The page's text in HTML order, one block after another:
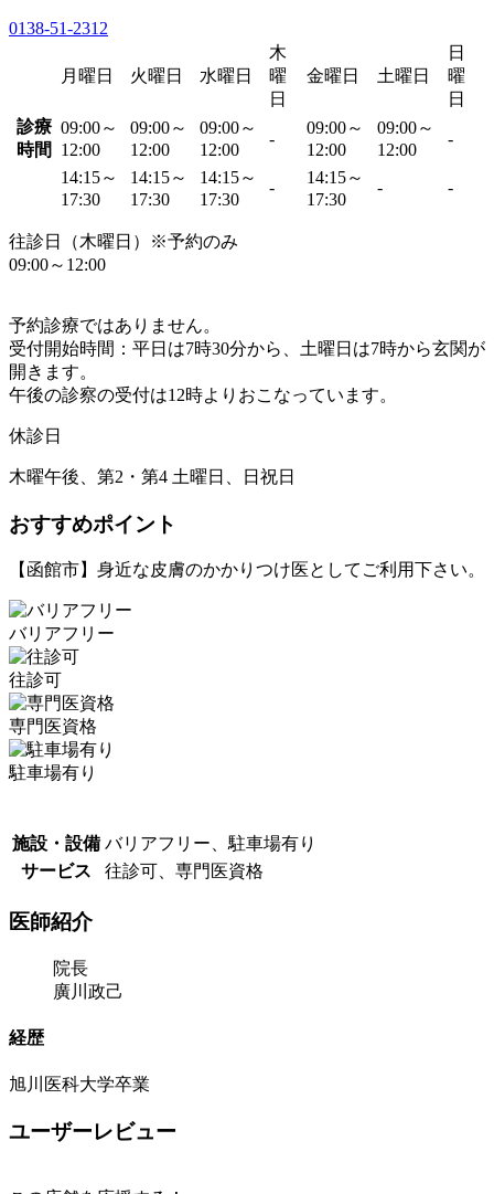
0138-51-2312
月曜日 火曜日 水曜日
木
曜
日
金曜日 土曜日
日
曜
日
診療
時間
09:00～
12:00
09:00～
12:00
09:00～
12:00
-
09:00～
12:00
09:00～
12:00
-
14:15～
17:30
14:15～
17:30
14:15～
17:30
-
14:15～
17:30
- -
往診日（木曜日）※予約のみ
09:00～12:00
予約診療ではありません。
受付開始時間：平日は7時30分から、土曜日は7時から玄関が
開きます。
午後の診察の受付は12時よりおこなっています。
休診日
木曜午後、第2・第4 土曜日、日祝日
おすすめポイント
【函館市】身近な皮膚のかかりつけ医としてご利用下さい。
バリアフリー
往診可
専門医資格
駐車場有り
施設・設備 バリアフリー、駐車場有り
サービス
往診可、専門医資格
医師紹介
院長
廣川政己
経歴
旭川医科大学卒業
ユーザーレビュー